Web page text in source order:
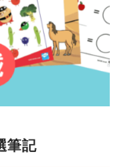
筆記